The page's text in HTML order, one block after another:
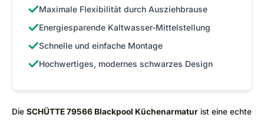
✓Maximale Flexibilität durch Ausziehbrause
✓Energiesparende Kaltwasser-Mittelstellung
✓Schnelle und einfache Montage
✓Hochwertiges, modernes schwarzes Design
Die SCHÜTTE 79566 Blackpool Küchenarmatur ist eine echte